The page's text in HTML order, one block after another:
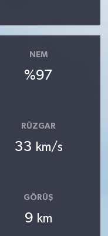
NEM
%97
RÜZGAR
33 km/s
GÖRÜŞ
9 km